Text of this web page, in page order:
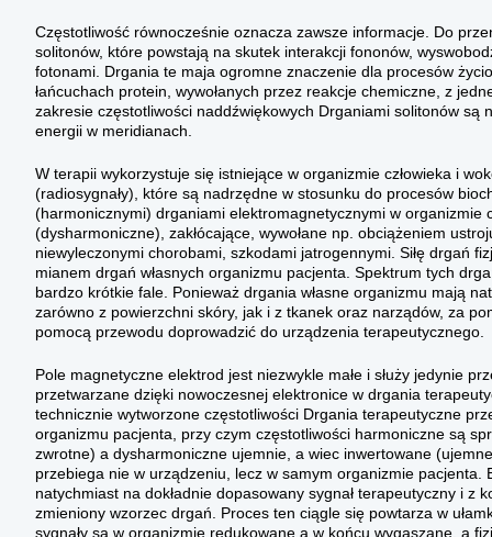
Częstotliwość równocześnie oznacza zawsze informacje. Do
solitonów, które powstają na skutek interakcji fononów,
fotonami. Drgania te maja ogromne znaczenie dla procesów
łańcuchach protein, wywołanych przez reakcje chemiczne, z
zakresie częstotliwości naddźwiękowych Drganiami solitonów są
energii w meridianach.
W terapii wykorzystuje się istniejące w organizmie człowieka i
(radiosygnały), które są nadrzędne w stosunku do procesów
(harmonicznymi) drganiami elektromagnetycznymi w organizmie
(dysharmoniczne), zakłócające, wywołane np. obciążeniem
niewyleczonymi chorobami, szkodami jatrogennymi. Siłę drgań
mianem drgań własnych organizmu pacjenta. Spektrum tych
bardzo krótkie fale. Ponieważ drgania własne organizmu mają
zarówno z powierzchni skóry, jak i z tkanek oraz narządów, za
pomocą przewodu doprowadzić do urządzenia terapeutycznego.
Pole magnetyczne elektrod jest niezwykle małe i służy jedynie
przetwarzane dzięki nowoczesnej elektronice w drgania
technicznie wytworzone częstotliwości Drgania terapeutyczne
organizmu pacjenta, przy czym częstotliwości harmoniczne są
zwrotne) a dysharmoniczne ujemnie, a wiec inwertowane
przebiega nie w urządzeniu, lecz w samym organizmie
natychmiast na dokładnie dopasowany sygnał terapeutyczny i z
zmieniony wzorzec drgań. Proces ten ciągle się powtarza w
sygnały są w organizmie redukowane a w końcu wygaszane, a